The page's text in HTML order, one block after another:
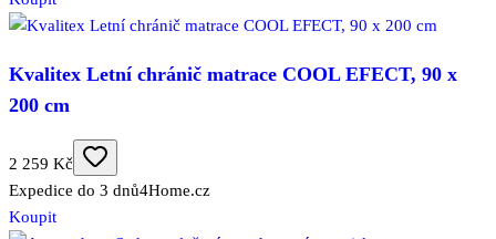
Kvalitex Letní chránič matrace COOL EFECT, 90 x
200 cm
2 259 Kč
Expedice do 3 dnů4Home.cz
Koupit